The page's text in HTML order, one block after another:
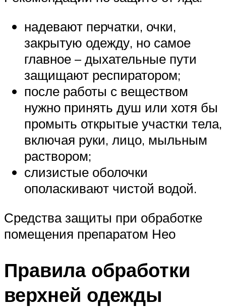
надевают перчатки, очки,
закрытую одежду, но самое
главное – дыхательные пути
защищают респиратором;
после работы с веществом
нужно принять душ или хотя бы
промыть открытые участки тела,
включая руки, лицо, мыльным
раствором;
слизистые оболочки
ополаскивают чистой водой.
Средства защиты при обработке
помещения препаратом Нео
Правила обработки
верхней одежды